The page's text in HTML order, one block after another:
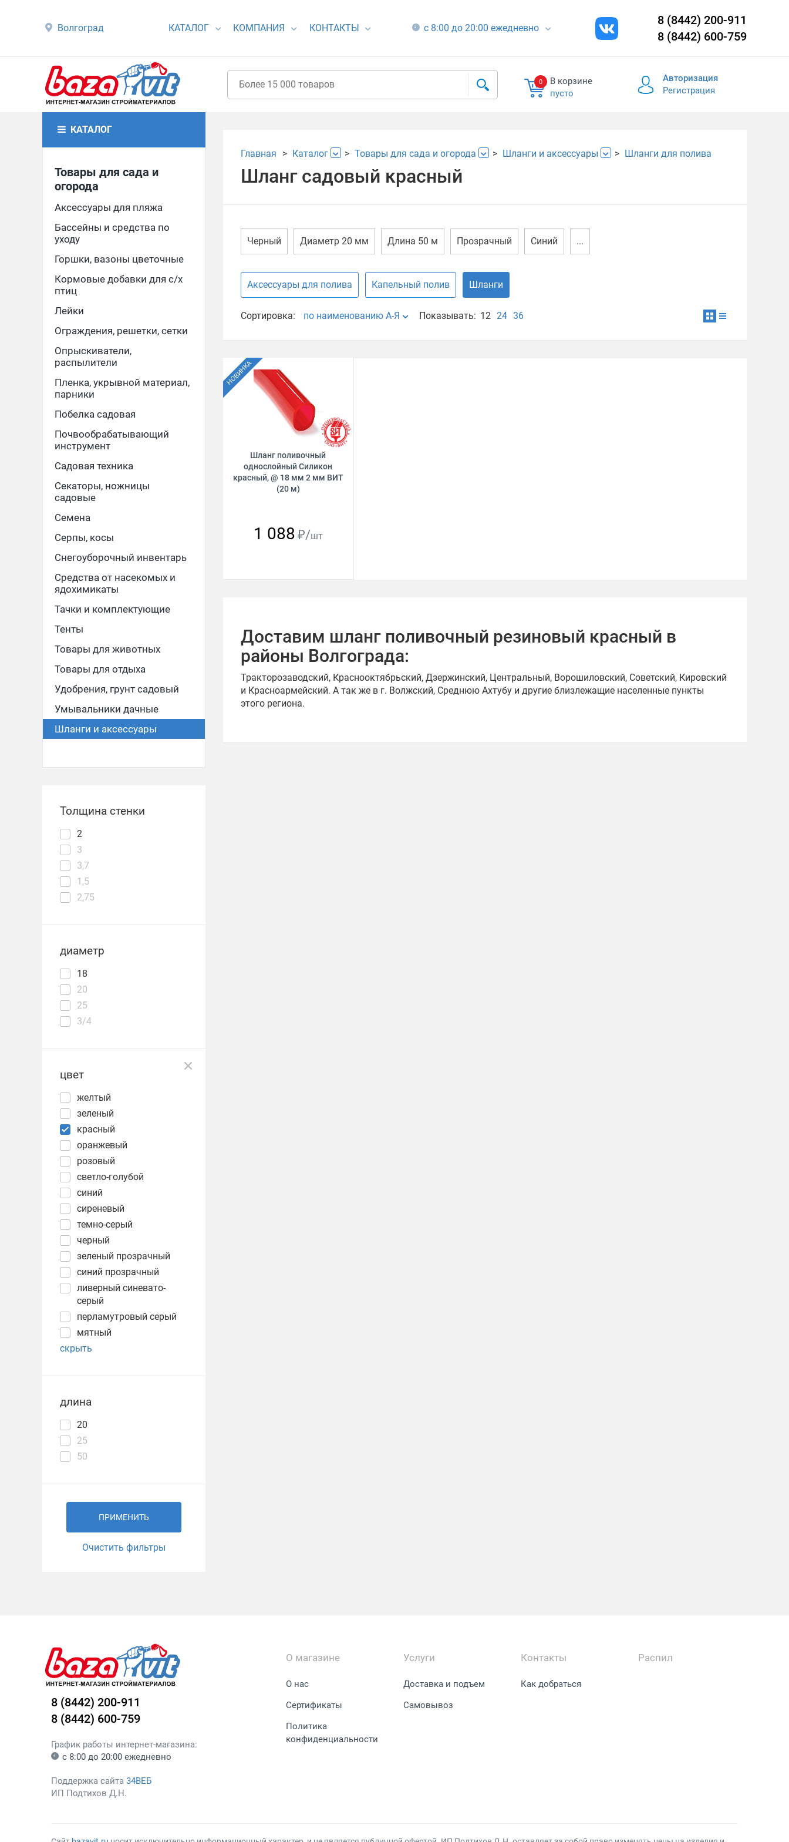
Волгоград КАТАЛОГ КОМПАНИЯ КОНТАКТЫ с 8:00 до 20:00 ежедневно
8 (8442) 200-911
8 (8442) 600-759
0
В корзине
пусто
Авторизация
Регистрация
КАТАЛОГ
Товары для сада и
огорода
Аксессуары для пляжа
Бассейны и средства по
уходу
Горшки, вазоны цветочные
Кормовые добавки для с/х
птиц
Лейки
Ограждения, решетки, сетки
Опрыскиватели,
распылители
Пленка, укрывной материал,
парники
Побелка садовая
Почвообрабатывающий
инструмент
Садовая техника
Секаторы, ножницы
садовые
Семена
Серпы, косы
Снегоуборочный инвентарь
Средства от насекомых и
ядохимикаты
Тачки и комплектующие
Тенты
Товары для животных
Товары для отдыха
Удобрения, грунт садовый
Умывальники дачные
Шланги и аксессуары
Толщина стенки
2
3
3,7
1,5
2,75
диаметр
18
20
25
3/4
цвет
желтый
зеленый
красный
оранжевый
розовый
светло-голубой
синий
сиреневый
темно-серый
черный
зеленый прозрачный
синий прозрачный
ливерный синевато-
серый
перламутровый серый
мятный
скрыть
длина
20
25
50
ПРИМЕНИТЬ
Очистить фильтры
Главная Каталог Товары для сада и огорода Шланги и аксессуары Шланги для полива
Шланг садовый красный
Черный Диаметр 20 мм Длина 50 м Прозрачный Синий ...
Аксессуары для полива Капельный полив Шланги
Сортировка: по наименованию А-Я Показывать: 12 24 36
Шланг поливочный
однослойный Силикон
красный, @ 18 мм 2 мм ВИТ
(20 м)
1 088 ₽/шт
Доставим шланг поливочный резиновый красный в
районы Волгограда:
Тракторозаводский, Краснооктябрьский, Дзержинский, Центральный, Ворошиловский, Советский, Кировский
и Красноармейский. А так же в г. Волжский, Среднюю Ахтубу и другие близлежащие населенные пункты
этого региона.
8 (8442) 200-911
8 (8442) 600-759
График работы интернет-магазина:
с 8:00 до 20:00 ежедневно
Поддержка сайта 34ВЕБ
ИП Подтихов Д.Н.
О магазине
О нас
Сертификаты
Политика
конфиденциальности
Услуги
Доставка и подъем
Самовывоз
Контакты
Как добраться
Распил